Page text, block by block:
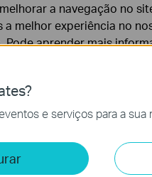
do seu aparelho
do
(FAQ's)
e serviços para a sua
a navegação no
melhor experiência no
Pode aprender mais
o funcionamento do
nos analisar as suas